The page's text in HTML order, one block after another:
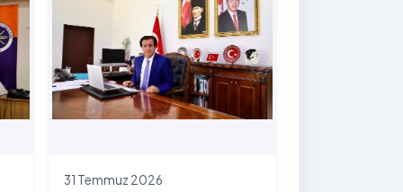
hayata geçirilen "İstifli Taş
Tahkimatı" projesi titizlikle
tamamlandı.
31 Temmuz 2026